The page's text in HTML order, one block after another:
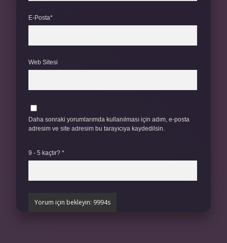
E-Posta*
Web Sitesi
Daha sonraki yorumlarımda kullanılması için adım, e-posta
adresim ve site adresim bu tarayıcıya kaydedilsin.
9 - 5 kaçtır? *